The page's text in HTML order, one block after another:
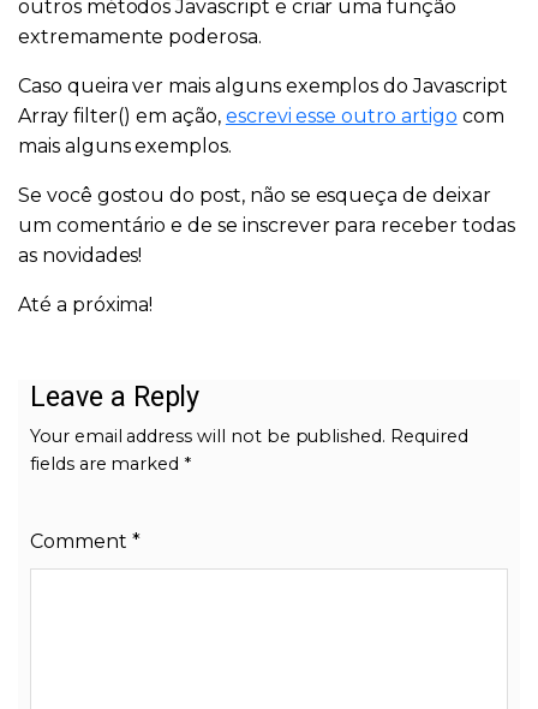
outros métodos Javascript e criar uma função
extremamente poderosa.
Caso queira ver mais alguns exemplos do Javascript
Array filter() em ação, escrevi esse outro artigo com
mais alguns exemplos.
Se você gostou do post, não se esqueça de deixar
um comentário e de se inscrever para receber todas
as novidades!
Até a próxima!
Leave a Reply
Your email address will not be published. Required
fields are marked *
Comment *